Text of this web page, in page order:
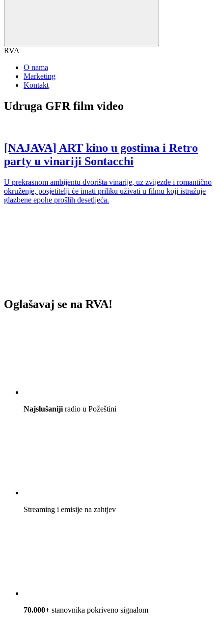
RVA
O nama
Marketing
Kontakt
Udruga GFR film video
[NAJAVA] ART kino u gostima i Retro
party u vinariji Sontacchi
U prekrasnom ambijentu dvorišta vinarije, uz zvijezde i romantično
okruženje, posjetitelji će imati priliku uživati u filmu koji istražuje
glazbene epohe prošlih desetljeća.
Oglašavaj se na RVA!
Najslušaniji radio u Požeštini
Streaming i emisije na zahtjev
70.000+ stanovnika pokriveno signalom